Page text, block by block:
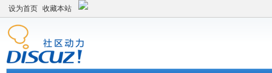
设为首页 收藏本站